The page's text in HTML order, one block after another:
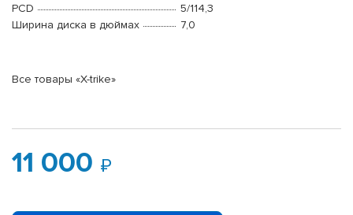
PCD
5/114,3
Ширина диска в дюймах
7,0
Все товары «X-trike»
11 000